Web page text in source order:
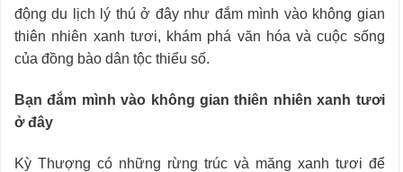
động du lịch lý thú ở đây như đắm mình vào không gian
thiên nhiên xanh tươi, khám phá văn hóa và cuộc sống
của đồng bào dân tộc thiểu số.
Bạn đắm mình vào không gian thiên nhiên xanh tươi
ở đây
Kỳ Thượng có những rừng trúc và măng xanh tươi để